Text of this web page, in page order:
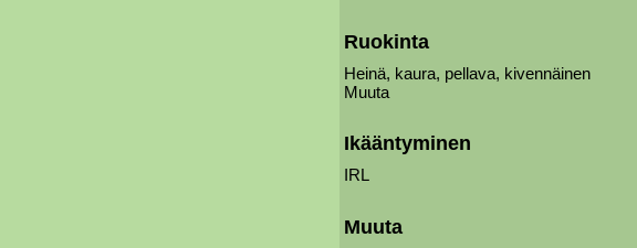
Ruokinta
Heinä, kaura, pellava, kivennäinen
Muuta
Ikääntyminen
IRL
Muuta